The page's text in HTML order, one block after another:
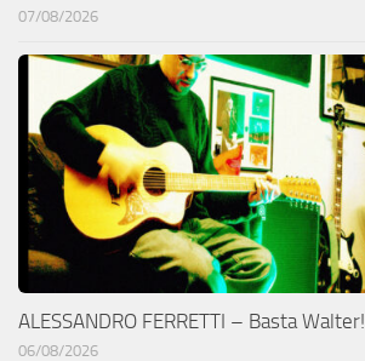
07/08/2026
ALESSANDRO FERRETTI – Basta Walter!
06/08/2026